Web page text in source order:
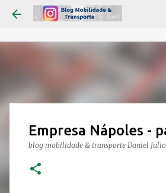
Empresa Nápoles -
blog mobilidade & transporte Daniel Julio